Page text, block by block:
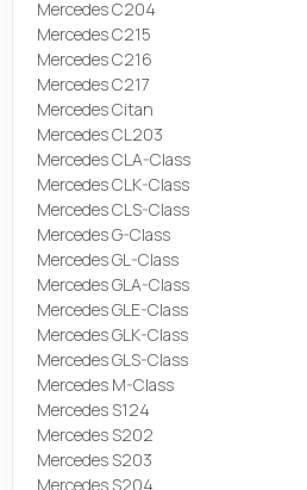
Mercedes C204
Mercedes C215
Mercedes C216
Mercedes C217
Mercedes Citan
Mercedes CL203
Mercedes CLA-Class
Mercedes CLK-Class
Mercedes CLS-Class
Mercedes G-Class
Mercedes GL-Class
Mercedes GLA-Class
Mercedes GLE-Class
Mercedes GLK-Class
Mercedes GLS-Class
Mercedes M-Class
Mercedes S124
Mercedes S202
Mercedes S203
Mercedes S204